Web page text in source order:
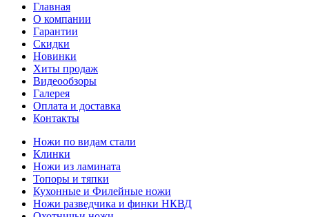
Главная
О компании
Гарантии
Скидки
Новинки
Хиты продаж
Видеообзоры
Галерея
Оплата и доставка
Контакты
Ножи по видам стали
Клинки
Ножи из ламината
Топоры и тяпки
Кухонные и Филейные ножи
Ножи разведчика и финки НКВД